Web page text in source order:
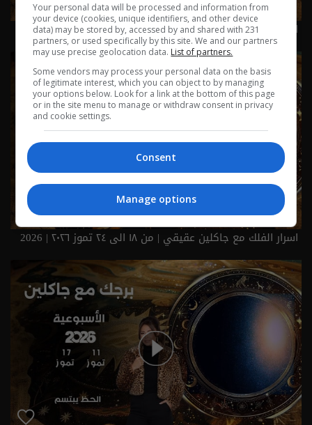
اسرار الفلك مع جاكلين عقيقي | من ٢٥ الى ٣١ تموز ٢٠٢٦ | 2026
اسرار الفلك مع جاكلين عقيقي | من ١٨ الى ٢٤ تموز ٢٠٢٦ | 2026
Your personal data will be processed and information from
your device (cookies, unique identifiers, and other device
data) may be stored by, accessed by and shared with 231
partners, or used specifically by this site. We and our partners
may use precise geolocation data. List of partners.
Some vendors may process your personal data on the basis
of legitimate interest, which you can object to by managing
your options below. Look for a link at the bottom of this page
or in the site menu to manage or withdraw consent in privacy
and cookie settings.
Consent
Manage options